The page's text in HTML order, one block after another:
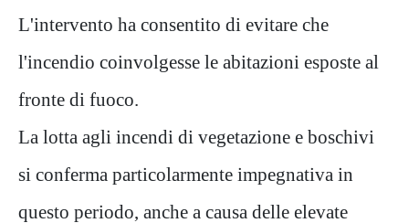
L'intervento ha consentito di evitare che
l'incendio coinvolgesse le abitazioni esposte al
fronte di fuoco.
La lotta agli incendi di vegetazione e boschivi
si conferma particolarmente impegnativa in
questo periodo, anche a causa delle elevate